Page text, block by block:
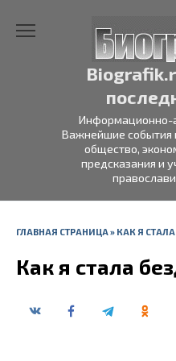
Информационно-
Важнейшие события
общество,
предсказания и
ГЛАВНАЯ СТРАНИЦА» КАК Я
Как я стала